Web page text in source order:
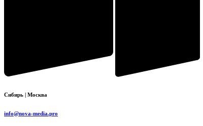
Сибирь | Москва
info@nova-media.pro